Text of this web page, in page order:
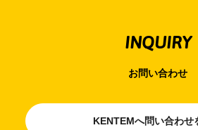
INQUIRY
お問い合わせ
KENTEMへ問い合わせ